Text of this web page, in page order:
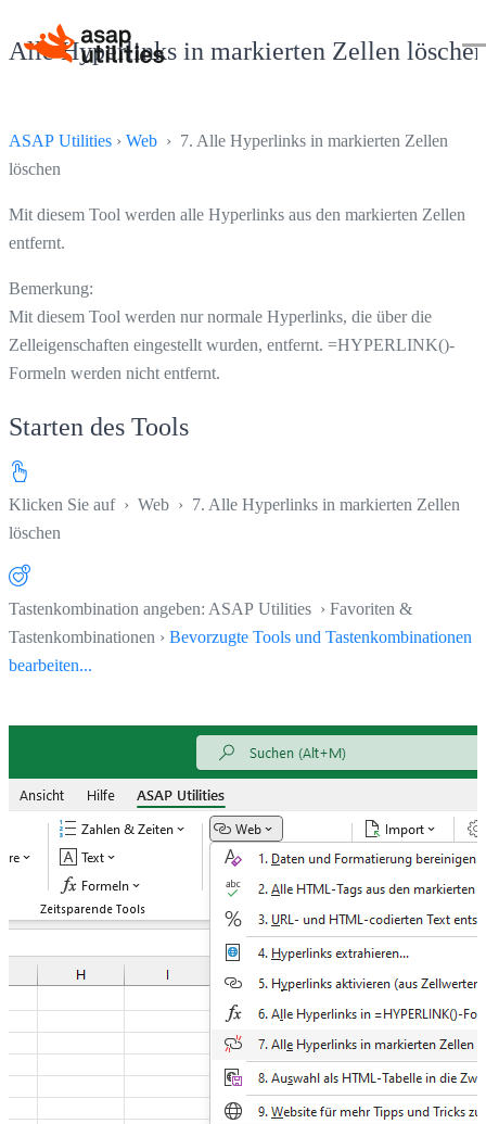
Alle Hyperlinks in markierten Zellen löschen
ASAP Utilities › Web › 7. Alle Hyperlinks in markierten Zellen
löschen
Mit diesem Tool werden alle Hyperlinks aus den markierten Zellen
entfernt.
Bemerkung:
Mit diesem Tool werden nur normale Hyperlinks, die über die
Zelleigenschaften eingestellt wurden, entfernt. =HYPERLINK()-
Formeln werden nicht entfernt.
Starten des Tools
Klicken Sie auf › Web › 7. Alle Hyperlinks in markierten Zellen
löschen
Tastenkombination angeben: ASAP Utilities › Favoriten &
Tastenkombinationen › Bevorzugte Tools und Tastenkombinationen
bearbeiten...